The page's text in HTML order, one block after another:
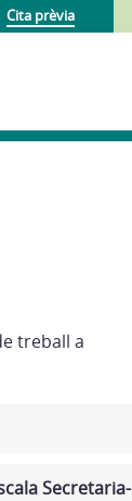
Cita prèvia
treball a
Secretaria-